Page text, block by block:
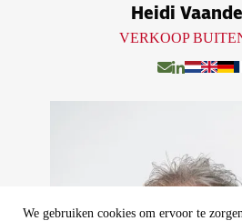
We gebruiken cookies om ervoor te
Heidi
VERKOOP